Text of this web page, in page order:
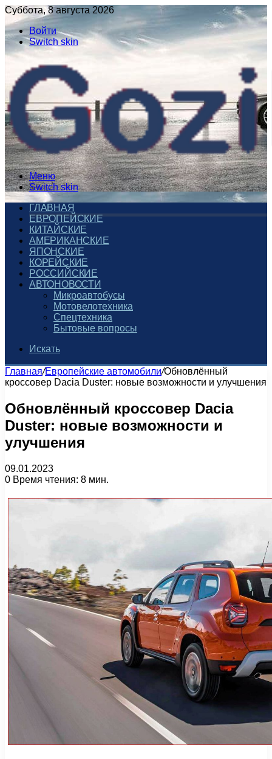
Суббота, 8 августа 2026
Войти
Switch skin
Меню
Switch skin
ГЛАВНАЯ
ЕВРОПЕЙСКИЕ
КИТАЙСКИЕ
АМЕРИКАНСКИЕ
ЯПОНСКИЕ
КОРЕЙСКИЕ
РОССИЙСКИЕ
АВТОНОВОСТИ
Микроавтобусы
Мотовелотехника
Спецтехника
Бытовые вопросы
Искать
Главная/Европейские автомобили/Обновлённый
кроссовер Dacia Duster: новые возможности и улучшения
Обновлённый кроссовер Dacia
Duster: новые возможности и
улучшения
09.01.2023
0 Время чтения: 8 мин.